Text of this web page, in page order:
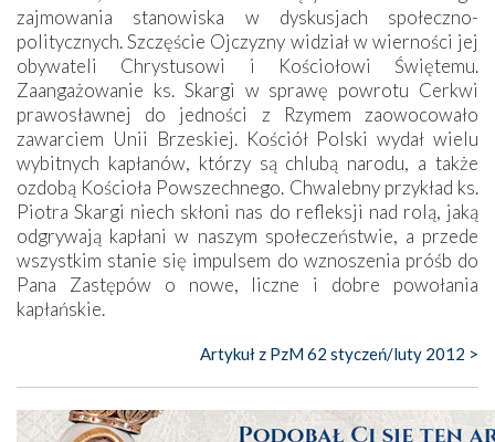
zajmowania stanowiska w dyskusjach społeczno-
politycznych. Szczęście Ojczyzny widział w wierności jej
obywateli Chrystusowi i Kościołowi Świętemu.
Zaangażowanie ks. Skargi w sprawę powrotu Cerkwi
prawosławnej do jedności z Rzymem zaowocowało
zawarciem Unii Brzeskiej. Kościół Polski wydał wielu
wybitnych kapłanów, którzy są chlubą narodu, a także
ozdobą Kościoła Powszechnego. Chwalebny przykład ks.
Piotra Skargi niech skłoni nas do refleksji nad rolą, jaką
odgrywają kapłani w naszym społeczeństwie, a przede
wszystkim stanie się impulsem do wznoszenia próśb do
Pana Zastępów o nowe, liczne i dobre powołania
kapłańskie.
Artykuł z PzM 62 styczeń/luty 2012 >